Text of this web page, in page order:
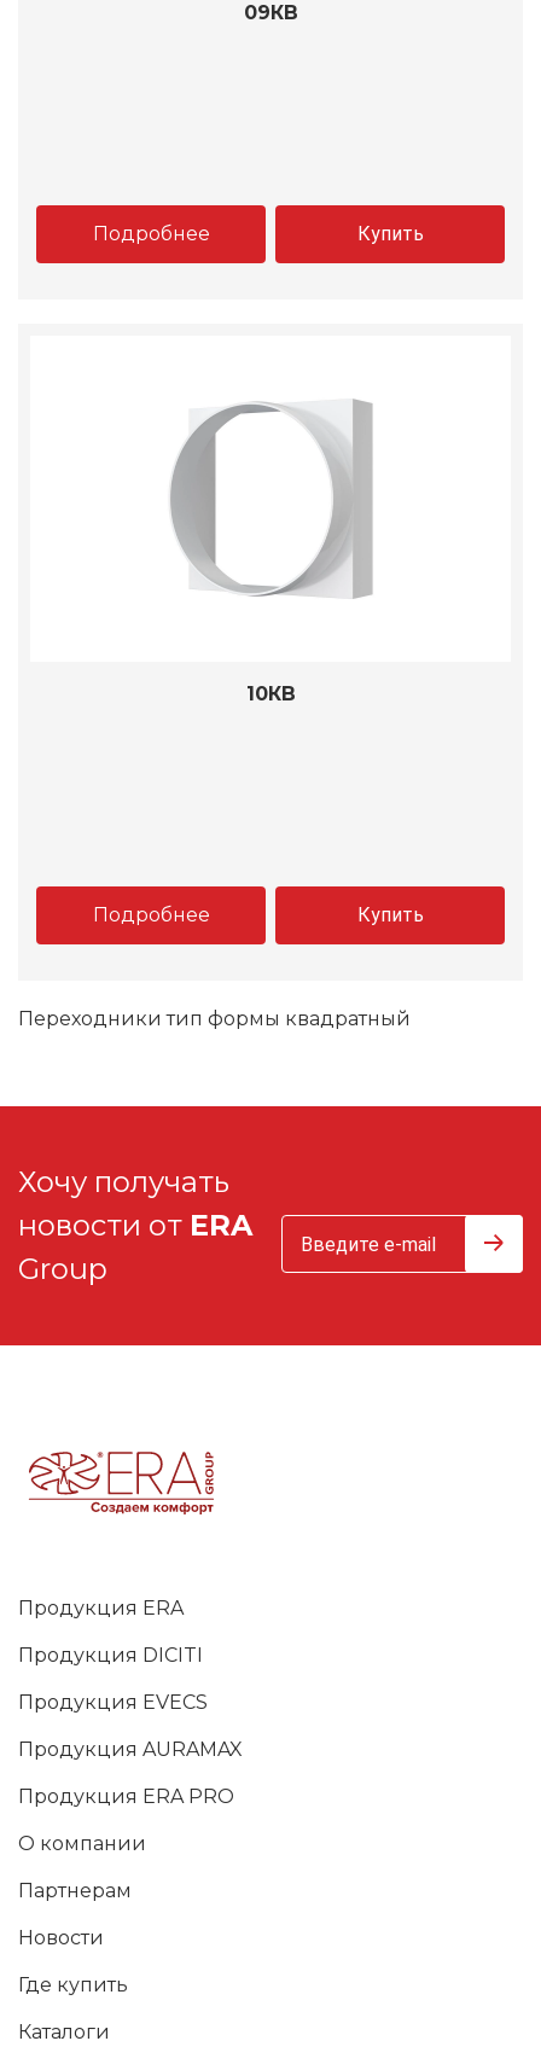
09КВ
Подробнее Купить
10КВ
Подробнее Купить
Переходники тип формы квадратный
Хочу получать
новости от ERA
Group
Продукция ERA
Продукция DICITI
Продукция EVECS
Продукция AURAMAX
Продукция ERA PRO
О компании
Партнерам
Новости
Где купить
Каталоги